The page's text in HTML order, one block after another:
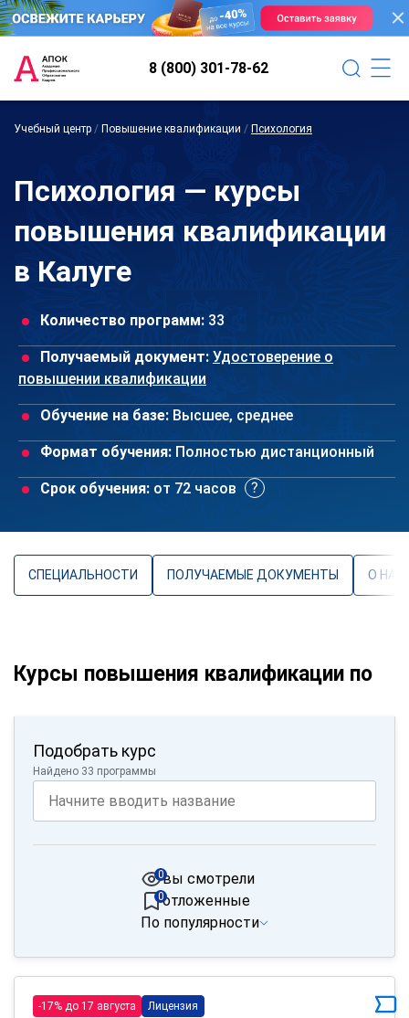
8 (800) 301-78-62
Учебный центр / Повышение квалификации / Психология
Психология — курсы
повышения квалификации
в Калуге
Количество программ: 33
Получаемый документ: Удостоверение о
повышении квалификации
Обучение на базе: Высшее, среднее
Формат обучения: Полностью дистанционный
Срок обучения: от 72 часов
СПЕЦИАЛЬНОСТИ ПОЛУЧАЕМЫЕ ДОКУМЕНТЫ О
Курсы повышения квалификации по
Подобрать курс
Найдено 33 программы
вы смотрели
0
отложенные
0
По популярности
-17% до 17 августа Лицензия